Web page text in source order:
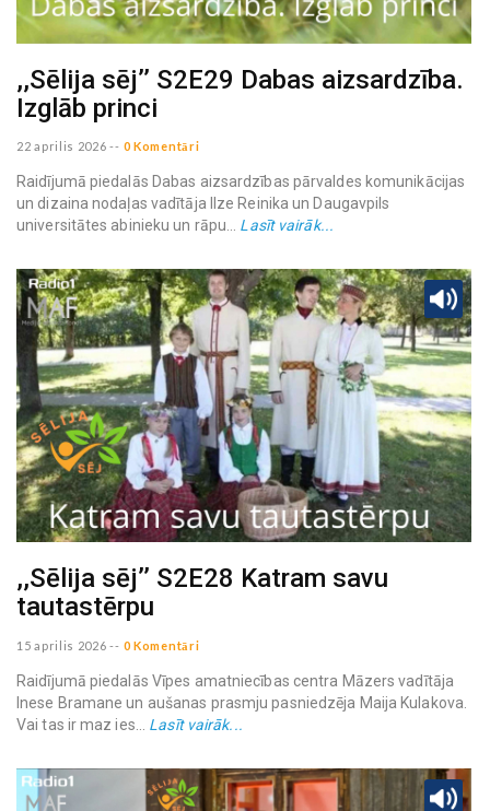
,,Sēlija sēj’’ S2E29 Dabas aizsardzība.
Izglāb princi
22 aprilis 2026 -- 0 Komentāri
Raidījumā piedalās Dabas aizsardzības pārvaldes komunikācijas
un dizaina nodaļas vadītāja Ilze Reinika un Daugavpils
universitātes abinieku un rāpu... Lasīt vairāk...
,,Sēlija sēj’’ S2E28 Katram savu
tautastērpu
15 aprilis 2026 -- 0 Komentāri
Raidījumā piedalās Vīpes amatniecības centra Māzers vadītāja
Inese Bramane un aušanas prasmju pasniedzēja Maija Kulakova.
Vai tas ir maz ies... Lasīt vairāk...